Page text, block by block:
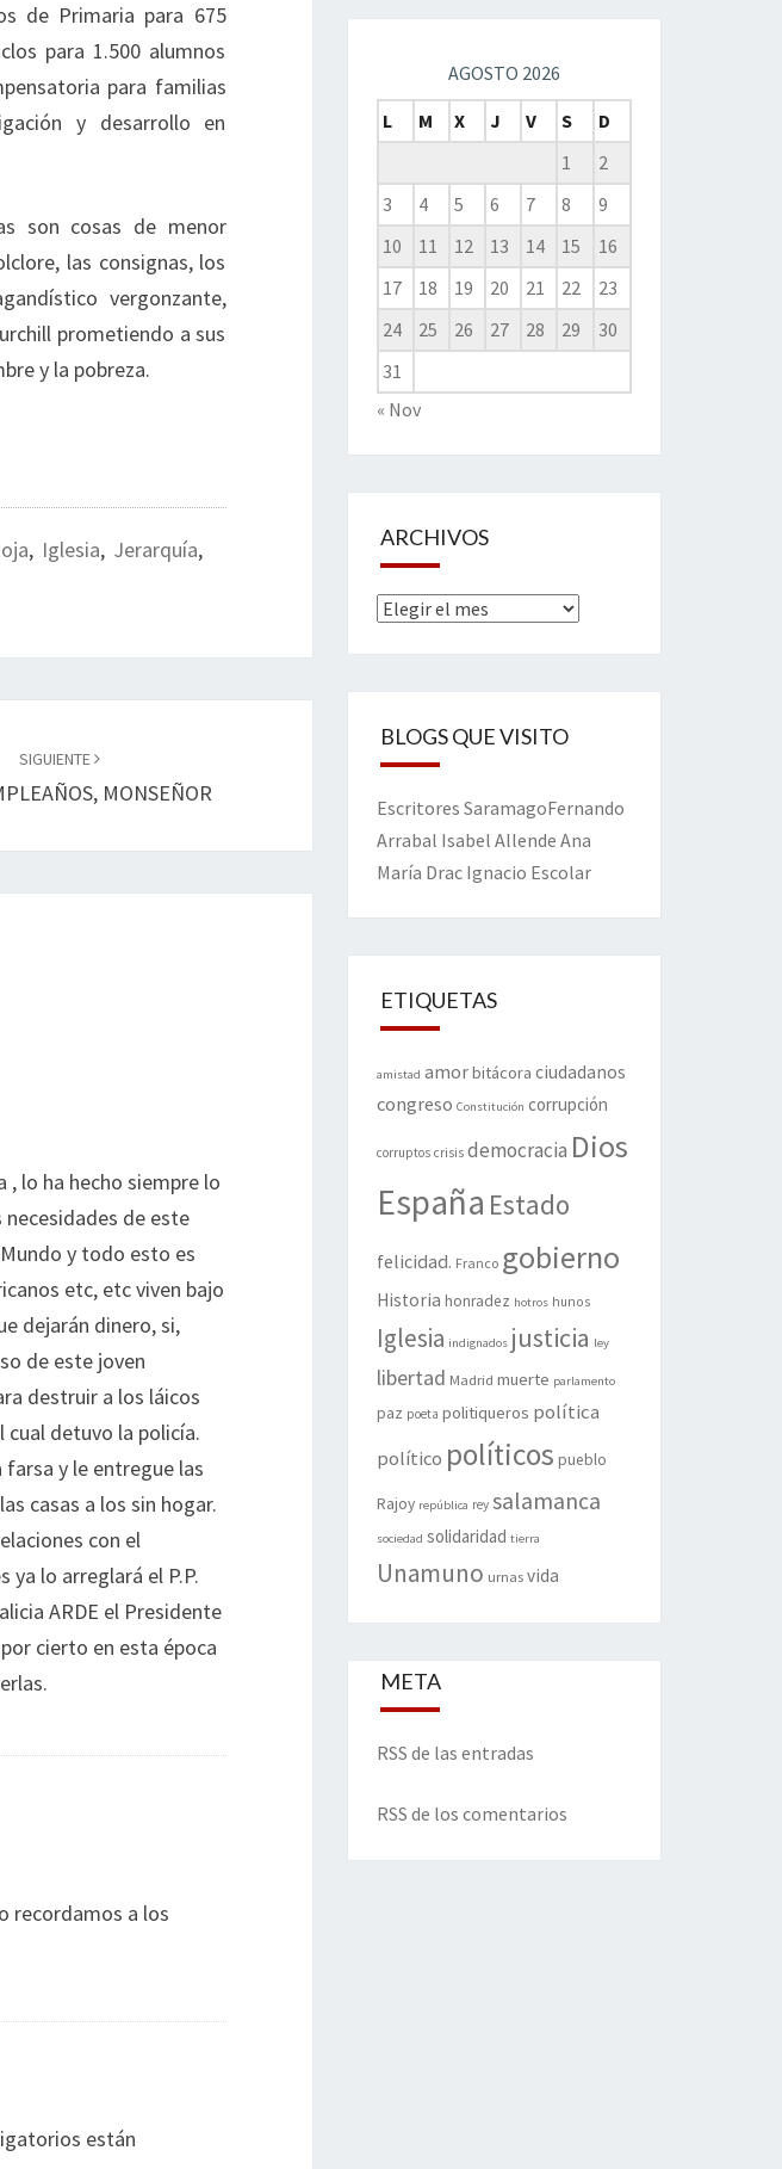
de Primaria para 675
para 1.500 alumnos
para familias
y desarrollo en
son cosas de menor
las consignas, los
vergonzante,
prometiendo a sus
y la pobreza.
, Iglesia, Jerarquía,
SIGUIENTE
MONSEÑOR
, lo ha hecho siempre lo
de este
y todo esto es
etc, etc viven bajo
dejarán dinero, si,
de este joven
destruir a los láicos
cual detuvo la policía.
y le entregue las
casas a los sin hogar.
con el
ya lo arreglará el P.P.
ARDE el Presidente
cierto en esta época
recordamos a los
están
AGOSTO 2026
L
M X J V S
D
1
2
3
4 5 6 7 8
9
10
11 12 13 14 15
16
17
18 19 20 21 22
23
24
25 26 27 28 29
30
31
« Nov
ARCHIVOS
Archivos
BLOGS QUE VISITO
Escritores SaramagoFernando
Arrabal Isabel Allende Ana
María Drac Ignacio Escolar
ETIQUETAS
amistad amorbitácora ciudadanos
congreso Constitución corrupción
corruptos crisis democracia Dios
España Estado
felicidad. Franco gobierno
Historia honradez hotros hunos
Iglesia indignados justicia ley
libertad Madrid muerte parlamento
paz poeta politiqueros política
político políticos pueblo
Rajoy república rey salamanca
sociedad solidaridad tierra
Unamuno urnas vida
META
RSS de las entradas
RSS de los comentarios